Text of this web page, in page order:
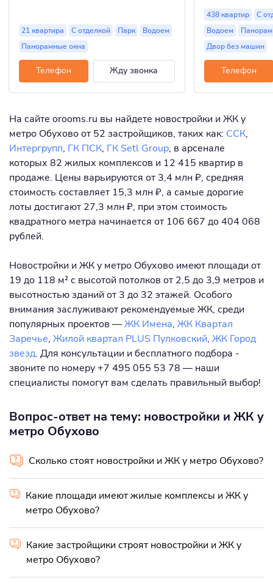
21 квартира С отделкой Парк
Водоем
Панорамные окна
Телефон Жду звонка
438 квартир
С
Водоем
Двор без машин
Телефон
На сайте orooms.ru вы найдете новостройки и ЖК у
метро Обухово от 52 застройщиков, таких как: ССК,
Интергрупп, ГК ПСК, ГК Setl Group, в арсенале
которых 82 жилых комплексов и 12 415 квартир в
продаже. Цены варьируются от 3,4 млн ₽, средняя
стоимость составляет 15,3 млн ₽, а самые дорогие
лоты достигают 27,3 млн ₽, при этом стоимость
квадратного метра начинается от 106 667 до 404 068
рублей.
Новостройки и ЖК у метро Обухово имеют площади от
19 до 118 м² с высотой потолков от 2,5 до 3,9 метров и
высотностью зданий от 3 до 32 этажей. Особого
внимания заслуживают рекомендуемые ЖК, среди
популярных проектов —ЖК Имена, ЖК Квартал
Заречье, Жилой квартал PLUS Пулковский, ЖК Город
звезд. Для консультации и бесплатного подбора -
звоните по номеру +7 495 055 53 78 — наши
специалисты помогут вам сделать правильный выбор!
Вопрос-ответ на тему: новостройки и ЖК у
метро Обухово
Сколько стоят новостройки и ЖК у метро Обухово?
Какие площади имеют жилые комплексы и ЖК у
метро Обухово?
Какие застройщики строят новостройки и ЖК у
метро Обухово?